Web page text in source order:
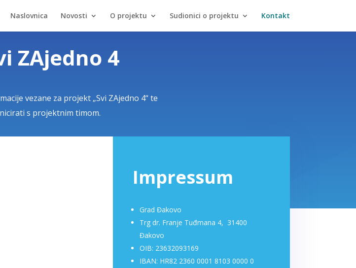
Naslovnica Novosti O projektu Sudionici o projektu Kontakt
ZAjedno 4
vezane za projekt „Svi ZAjedno 4“ te
s projektnim timom.
Impressum
Grad Đakovo
Trg dr. Franje Tuđmana 4, 31400
Đakovo
OIB: 23632093169
IBAN: HR82 2360 0001 8103 0000 0